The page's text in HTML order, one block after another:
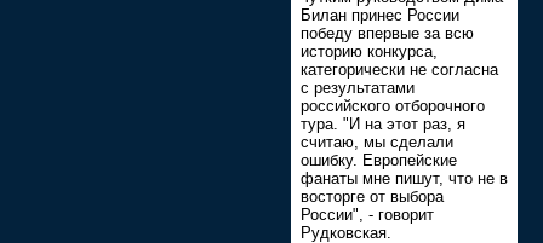
Билан принес России
победу впервые за всю
историю конкурса,
категорически не согласна
с результатами
российского отборочного
тура. "И на этот раз, я
считаю, мы сделали
ошибку. Европейские
фанаты мне пишут, что не в
восторге от выбора
России", - говорит
Рудковская.